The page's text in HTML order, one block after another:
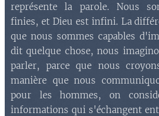
représente la parole. Nous
finies, et Dieu est infini. La
que nous sommes capables
dit quelque chose, nous
parler, parce que nous
manière que nous
pour les hommes, on
informations qui s'échangent